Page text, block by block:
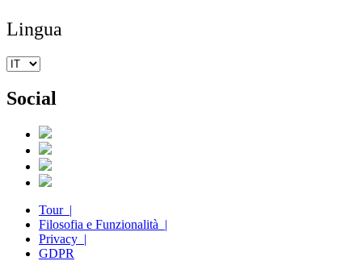
Lingua
Social
Tour |
Filosofia e Funzionalità |
Privacy |
GDPR